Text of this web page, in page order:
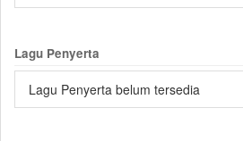
Lagu Penyerta
Lagu Penyerta belum tersedia